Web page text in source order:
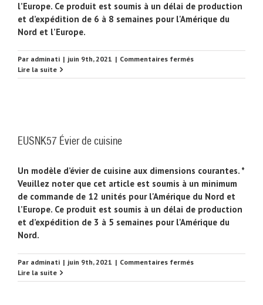
l’Europe. Ce produit est soumis à un délai de production
et d’expédition de 6 à 8 semaines pour l'Amérique du
Nord et l’Europe.
Par adminati | juin 9th, 2021 | Commentaires ferméssur
Vasque
Lire la suite
EUSNK57 Évier de cuisine
Un modèle d’évier de cuisine aux dimensions courantes. *
Veuillez noter que cet article est soumis à un minimum
de commande de 12 unités pour l'Amérique du Nord et
l’Europe. Ce produit est soumis à un délai de production
et d’expédition de 3 à 5 semaines pour l'Amérique du
Nord.
Par adminati | juin 9th, 2021 | Commentaires ferméssur
Évier
Lire la suite